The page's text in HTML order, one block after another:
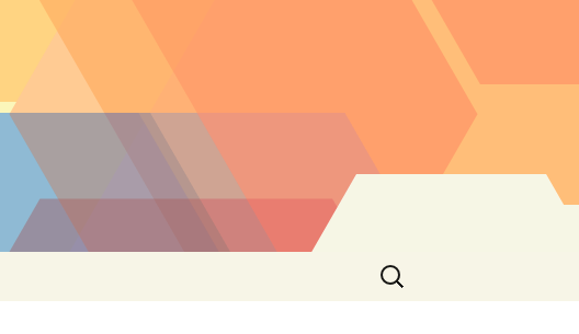
Buscar: